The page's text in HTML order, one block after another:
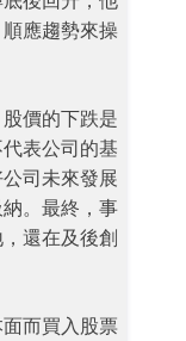
應趨勢來操
價的下跌是
表公司的基
司未來發展
。最終，事
還在及後創
而買入股票